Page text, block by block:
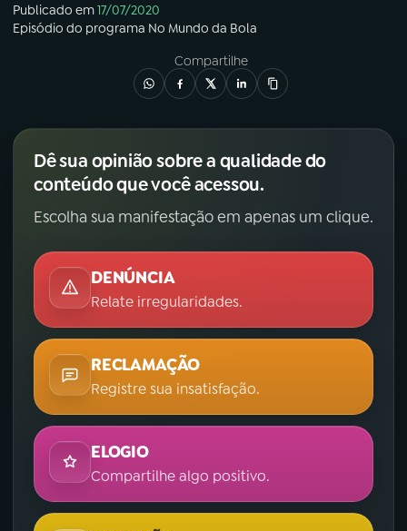
Publicado em17/07/2020
Episódio do programa No Mundo da Bola
Compartilhe
Dê sua opinião sobre a qualidade do
conteúdo que você acessou.
Escolha sua manifestação em apenas um clique.
DENÚNCIA
Relate irregularidades.
RECLAMAÇÃO
Registre sua insatisfação.
ELOGIO
Compartilhe algo positivo.